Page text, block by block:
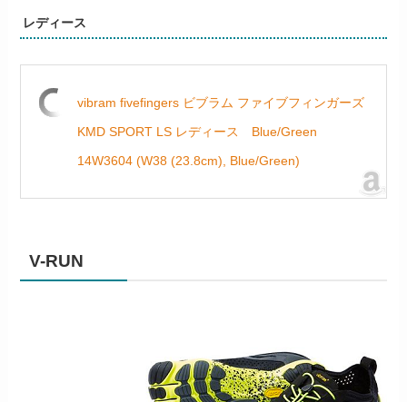
レディース
vibram fivefingers ビブラム ファイブフィンガーズ
KMD SPORT LS レディース Blue/Green
14W3604 (W38 (23.8cm), Blue/Green)
V-RUN